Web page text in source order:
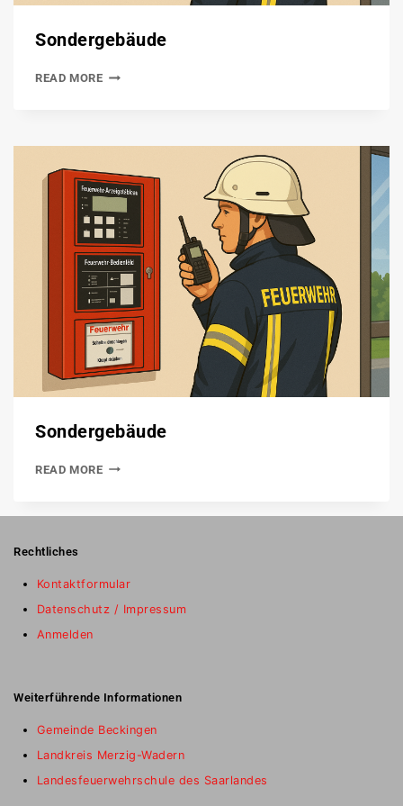
Sondergebäude
READ MORE
Sondergebäude
READ MORE
Rechtliches
Kontaktformular
Datenschutz / Impressum
Anmelden
Weiterführende Informationen
Gemeinde Beckingen
Landkreis Merzig-Wadern
Landesfeuerwehrschule des Saarlandes